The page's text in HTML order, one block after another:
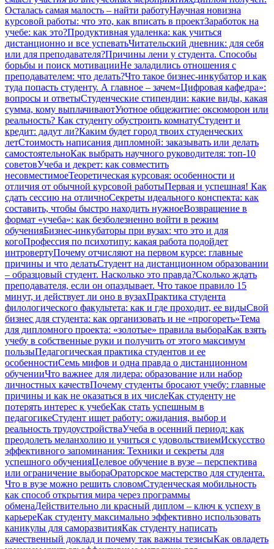
Осталась самая малость – найти работуНаучная новизна
курсовой работы: что это, как вписать в проектЗаработок на
учебе: как это?Продуктивная удаленка: как учиться
дистанционно и все успеватьЧитательский дневник: для себя
или для преподавателя?Причины лени у студента. Способы
борьбы и поиск мотивацииНе заладились отношения с
преподавателем: что делать?Что такое бизнес-инкубатор и как
туда попасть студенту. А главное – зачем«Цифровая кафедра»:
вопросы и ответыСтуденческие стипендии: какие виды, какая
сумма, кому выплачиваютУютное общежитие: оксюморон или
реальность? Как студенту обустроить комнатуСтудент и
кредит: дадут ли?Каким будет город твоих студенческих
летСтоимость написания дипломной: заказывать или делать
самостоятельноКак выбрать научного руководителя: топ-10
советовУчеба и декрет: как совместить
несовместимоеТеоретическая курсовая: особенности и
отличия от обычной курсовой работыПервая и успешная! Как
сдать сессию на отличноСекреты идеального конспекта: как
составить, чтобы быстро находить нужноеВозвращение в
формат «учеба»: как безболезненно войти в режим
обученияБизнес-инкубаторы при вузах: что это и для
когоПрофессия по психотипу: какая работа подойдет
интровертуПочему отчисляют на первом курсе: главные
причины и что делатьСтудент на дистанционном образовании
– образцовый студент. Насколько это правда?Сколько ждать
преподавателя, если он опаздывает. Что такое правило 15
минут, и действует ли оно в вузахПрактика студента
филологического факультета: как и где проходит, ее видыСвой
бизнес для студента: как организовать и не «прогореть»Тема
для дипломного проекта: «золотые» правила выбораКак взять
учебу в собственные руки и получить от этого максимум
пользыПедагогическая практика студентов и ее
особенностиСемь мифов и одна правда о дистанционном
обученииЧто важнее для лидера: образование или набор
личностных качествПочему студенты бросают учебу: главные
причины и как не оказаться в их числеКак студенту не
потерять интерес к учебеКак стать успешным в
педагогикеСтудент ищет работу: ожидания, выбор и
реальность трудоустройстваУчеба в осенний период: как
преодолеть меланхолию и учиться с удовольствиемИскусство
эффективного запоминания: Техники и секреты для
успешного обученияЦелевое обучение в вузе – перспектива
или ограничение выбораОраторское мастерство для студента.
Что в вузе можно решить словомСтуденческая мобильность
как способ открытия мира через программы
обменаДействительно ли красный диплом – ключ к успеху в
карьереКак студенту максимально эффективно использовать
каникулы для саморазвитияКак студенту написать
качественный доклад и почему так важны тезисыКак овладеть